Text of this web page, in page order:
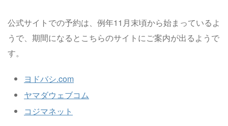
公式サイトでの予約は、例年11月末頃から始まっているよ
うで、期間になるとこちらのサイトにご案内が出るようで
す。
ヨドバシ.com
ヤマダウェブコム
コジマネット